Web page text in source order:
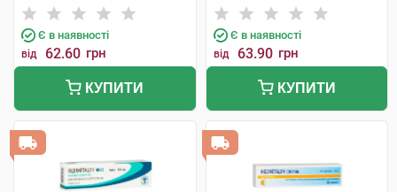
Є в наявності
від 62.60 грн
КУПИТИ
Є в наявності
від 63.90 грн
КУПИТИ